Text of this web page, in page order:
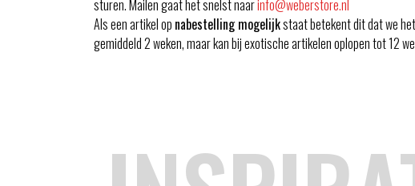
sturen. Mailen gaat het snelst naarinfo@weberstore.nl
Als een artikel op nabestelling mogelijkstaat betekent dit dat we
gemiddeld 2 weken, maar kan bij exotische artikelen oplopen tot 12